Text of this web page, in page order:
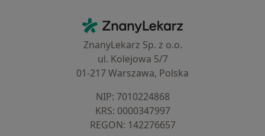
ZnanyLekarz - Strona główna
ZnanyLekarz Sp. z o.o.
ul. Kolejowa 5/7
01-217 Warszawa, Polska
NIP: ⁠7010224868
KRS: ⁠0000347997
REGON: ⁠142276657